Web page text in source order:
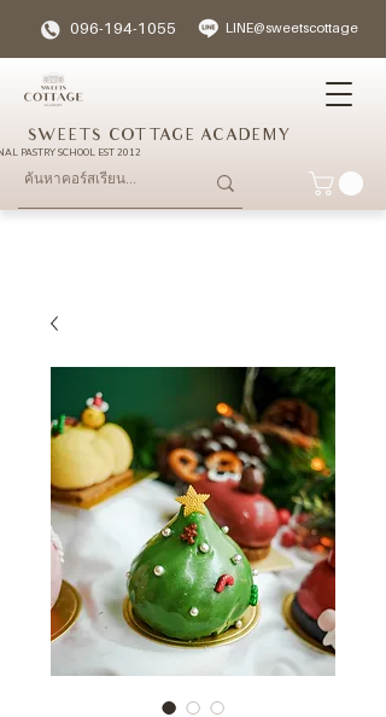
SWEETS COTTAGE ACADEMY
PASTRY SCHOOL EST 2012
096-194-1055 LINE@sweetscottage